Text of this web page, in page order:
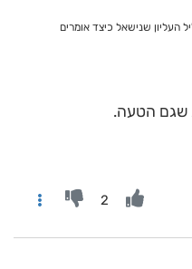
העליון שנישאל כיצד אומרים
שגם הטעה.
2